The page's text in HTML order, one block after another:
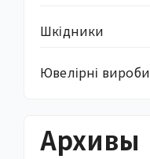
Шкідники
Ювелірні вироби
Архивы